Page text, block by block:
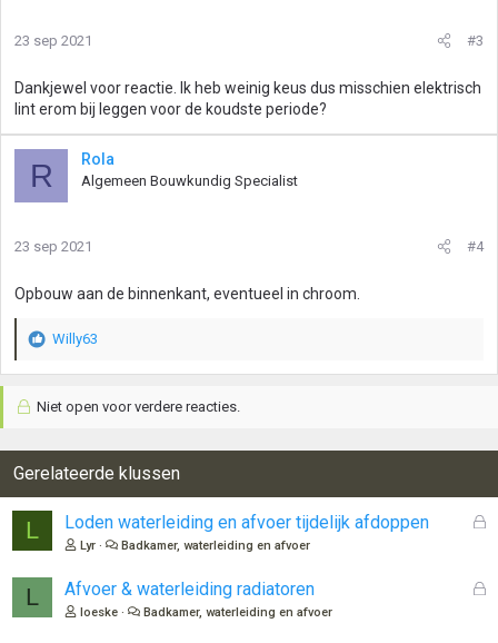
n
e
n
:
23 sep 2021 #3
Dankjewel voor reactie. Ik heb weinig keus dus misschien elektrisch
lint erom bij leggen voor de koudste periode?
R Rola
Algemeen Bouwkundig Specialist
23 sep 2021 #4
Opbouw aan de binnenkant, eventueel in chroom.
W
r
e
r
n
g
e
:
Willy63
Niet open voor verdere reacties.
Gerelateerde klussen
L
G
Loden waterleiding en afvoer tijdelijk afdoppen
Lyr Badkamer, waterleiding en afvoer
L
G
Afvoer & waterleiding radiatoren
loeske Badkamer, waterleiding en afvoer